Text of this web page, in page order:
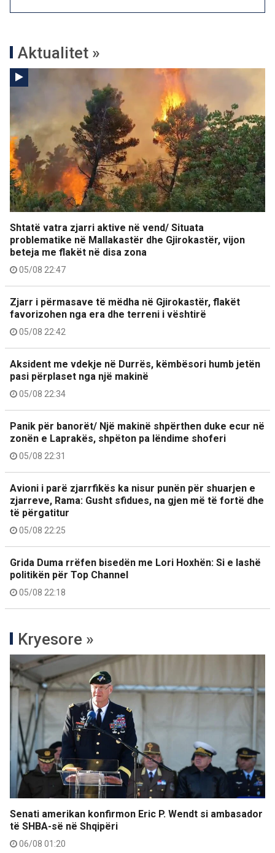
Aktualitet »
Shtatë vatra zjarri aktive në vend/ Situata
problematike në Mallakastër dhe Gjirokastër, vijon
beteja me flakët në disa zona
05/08 22:47
Zjarr i përmasave të mëdha në Gjirokastër, flakët
favorizohen nga era dhe terreni i vështirë
05/08 22:42
Aksident me vdekje në Durrës, këmbësori humb jetën
pasi përplaset nga një makinë
05/08 22:34
Panik për banorët/ Një makinë shpërthen duke ecur në
zonën e Laprakës, shpëton pa lëndime shoferi
05/08 22:31
Avioni i parë zjarrfikës ka nisur punën për shuarjen e
zjarreve, Rama: Gusht sfidues, na gjen më të fortë dhe
të përgatitur
05/08 22:25
Grida Duma rrëfen bisedën me Lori Hoxhën: Si e lashë
politikën për Top Channel
05/08 22:18
Kryesore »
Senati amerikan konfirmon Eric P. Wendt si ambasador
të SHBA-së në Shqipëri
06/08 01:20